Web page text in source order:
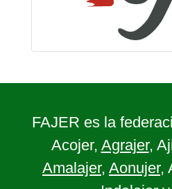
FAJER es la
Acojer, Agrajer,
Amalajer, Aonujer,